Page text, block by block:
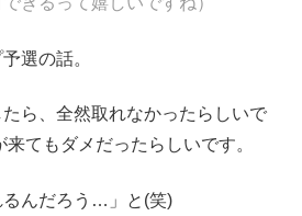
選の話。
ら、全然取れなかったらしいで
てもダメだったらしいです。
るんだろう…」と(笑)